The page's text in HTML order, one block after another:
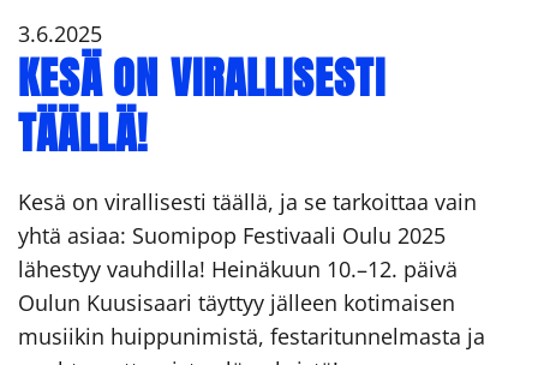
3.6.2025
KESÄ ON VIRALLISESTI
TÄÄLLÄ!
Kesä on virallisesti täällä, ja se tarkoittaa vain
yhtä asiaa: Suomipop Festivaali Oulu 2025
lähestyy vauhdilla! Heinäkuun 10.–12. päivä
Oulun Kuusisaari täyttyy jälleen kotimaisen
musiikin huippunimistä, festaritunnelmasta ja